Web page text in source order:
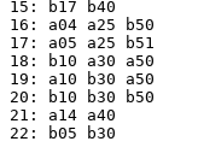
15: b17 b40
16: a04 a25 b50
17: a05 a25 b51
18: b10 a30 a50
19: a10 b30 a50
20: b10 b30 b50
21: a14 a40
22: b05 b30